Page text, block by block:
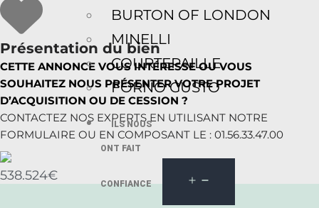
BURTON OF LONDON
MINELLI
COURTEPAILLE
FORNO GUSTO
ILS NOUS
ONT FAIT
CONFIANCE
Présentation du bien
CETTE ANNONCE VOUS INTÉRESSE OU VOUS
SOUHAITEZ NOUS PRÉSENTER VOTRE PROJET
D’ACQUISITION OU DE CESSION ?
CONTACTEZ NOS EXPERTS EN UTILISANT NOTRE
FORMULAIRE OU EN COMPOSANT LE : 01.56.33.47.00
538.524€